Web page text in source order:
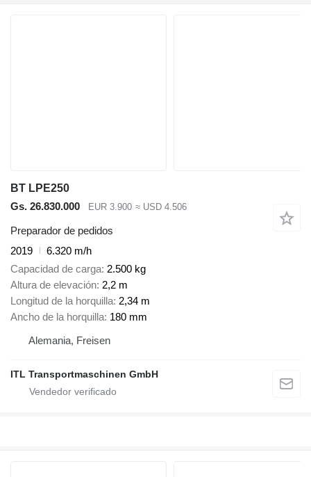
BT LPE250
Gs. 26.830.000
EUR 3.900 ≈ USD 4.506
Preparador de pedidos
2019
6.320 m/h
Capacidad de carga 2.500 kg
Altura de elevación 2,2 m
Longitud de la horquilla 2,34 m
Ancho de la horquilla 180 mm
Alemania, Freisen
ITL Transportmaschinen GmbH